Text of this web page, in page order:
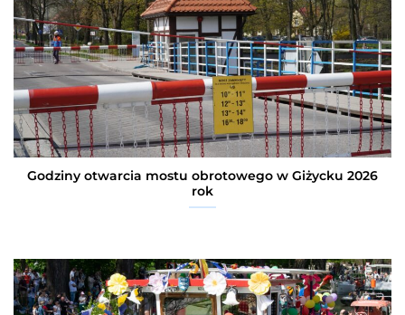
Godziny otwarcia mostu obrotowego w Giżycku 2026
rok